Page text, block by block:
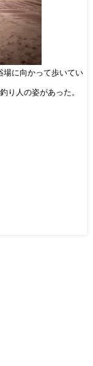
場に向かって歩いてい
り人の姿があった。